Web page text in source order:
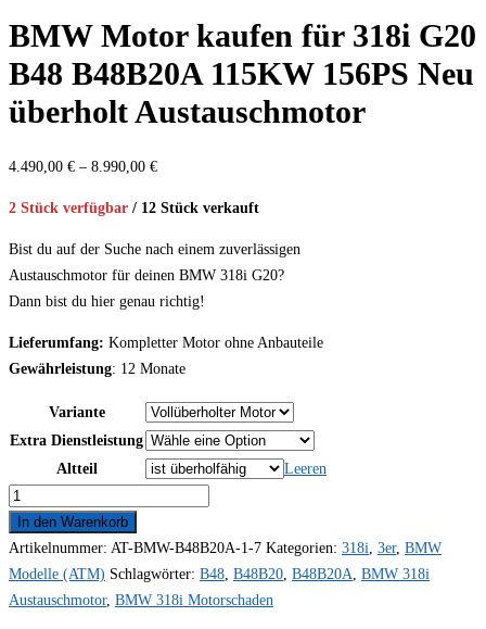
BMW Motor kaufen für 318i G20
B48 B48B20A 115KW 156PS Neu
überholt Austauschmotor
4.490,00 € – 8.990,00 €Preisspanne:
bis
8.990,00 €
2 Stück verfügbar / 12 Stück verkauft
Bist du auf der Suche nach einem zuverlässigen
Austauschmotor für deinen BMW 318i G20?
Dann bist du hier genau richtig!
Lieferumfang: Kompletter Motor ohne Anbauteile
Gewährleistung: 12 Monate
Variante
Extra Dienstleistung
Altteil
Leeren
BMW
Motor
kaufen
für
318i
In den Warenkorb
Artikelnummer: AT-BMW-B48B20A-1-7 Kategorien: 318i 3er, BMW
Modelle (ATM) Schlagwörter: B48 B48B20 B48B20A BMW 318i
Austauschmotor, BMW 318i Motorschaden